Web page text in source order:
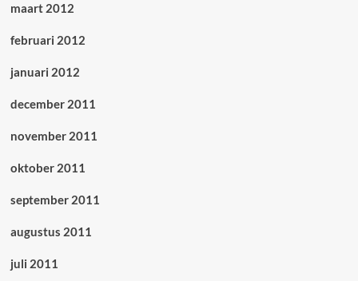
maart 2012
februari 2012
januari 2012
december 2011
november 2011
oktober 2011
september 2011
augustus 2011
juli 2011